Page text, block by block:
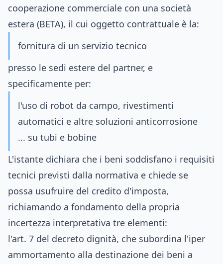
cooperazione commerciale con una società
estera (BETA), il cui oggetto contrattuale è la:
fornitura di un servizio tecnico
presso le sedi estere del partner, e
specificamente per:
l'uso di robot da campo, rivestimenti
automatici e altre soluzioni anticorrosione
... su tubi e bobine
L'istante dichiara che i beni soddisfano i requisiti
tecnici previsti dalla normativa e chiede se
possa usufruire del credito d'imposta,
richiamando a fondamento della propria
incertezza interpretativa tre elementi:
l'art. 7 del decreto dignità, che subordina l'iper
ammortamento alla destinazione dei beni a